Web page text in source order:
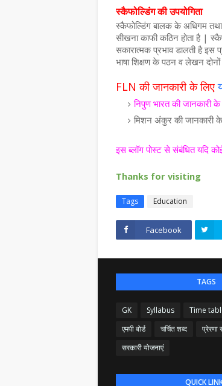
स्कैफोल्डिंग की उपयोगिता
स्कैफोल्डिंग बालक के अधिगम तथा
सीखना काफी कठिन होता है |
सकारात्मक प्रभाव डालती है इस
भाषा शिक्षण के पठन व लेखन
FLN की जानकारी के लिए
निपुण भारत की जानकारी के
मिशन अंकुर की जानकारी
इस ब्लॉग पोस्ट से संबंधित यदि
Thanks for visiting
Tags Education
Facebook
TAGS
GK Syllabus Time
एमपी बोर्ड
चर्चित शब्द
प्रेरणा
सरकारी योजनाएं
QUICK